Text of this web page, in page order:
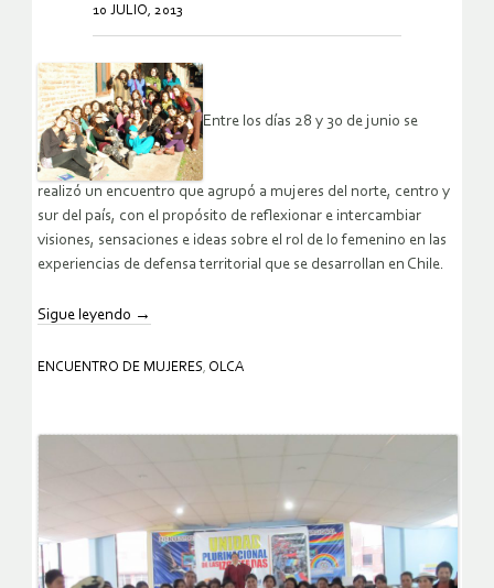
10 JULIO, 2013
Entre los días 28 y 30 de junio se
realizó un encuentro que agrupó a mujeres del norte, centro y
sur del país, con el propósito de reflexionar e intercambiar
visiones, sensaciones e ideas sobre el rol de lo femenino en las
experiencias de defensa territorial que se desarrollan en Chile.
Sigue leyendo →
ENCUENTRO DE MUJERES, OLCA